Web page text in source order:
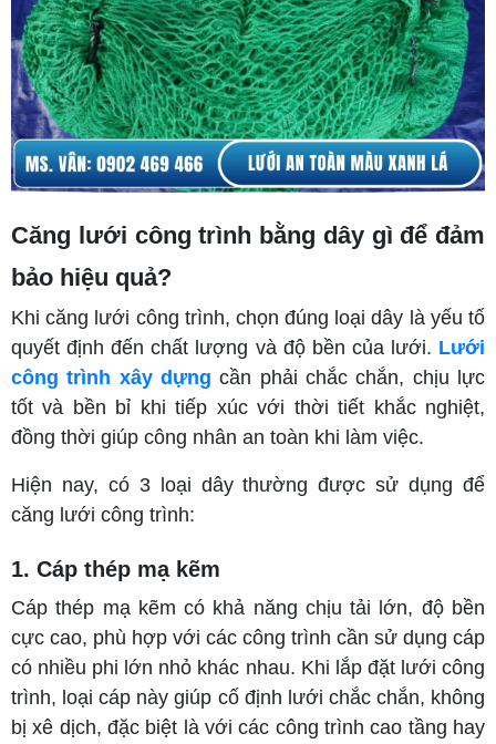
Căng lưới công trình bằng dây gì để đảm
bảo hiệu quả?
Khi căng lưới công trình, chọn đúng loại dây là yếu tố
quyết định đến chất lượng và độ bền của lưới. Lưới
công trình xây dựng cần phải chắc chắn, chịu lực
tốt và bền bỉ khi tiếp xúc với thời tiết khắc nghiệt,
đồng thời giúp công nhân an toàn khi làm việc.
Hiện nay, có 3 loại dây thường được sử dụng để
căng lưới công trình:
1. Cáp thép mạ kẽm
Cáp thép mạ kẽm có khả năng chịu tải lớn, độ bền
cực cao, phù hợp với các công trình cần sử dụng cáp
có nhiều phi lớn nhỏ khác nhau. Khi lắp đặt lưới công
trình, loại cáp này giúp cố định lưới chắc chắn, không
bị xê dịch, đặc biệt là với các công trình cao tầng hay